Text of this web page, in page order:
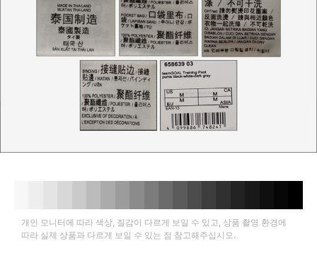
개인 모니터에 따라 색상, 질감이 다르게 보일 수 있고, 상품 촬영 환경에
따라 실제 상품과 다르게 보일 수 있는 점 참고해주십시오.